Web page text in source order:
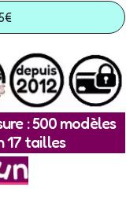
: 500 modèles
17 tailles